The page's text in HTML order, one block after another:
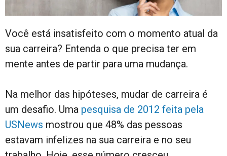
Você está insatisfeito com o momento atual da
sua carreira? Entenda o que precisa ter em
mente antes de partir para uma mudança.
Na melhor das hipóteses, mudar de carreira é
um desafio. Uma pesquisa de 2012 feita pela
USNews mostrou que 48% das pessoas
estavam infelizes na sua carreira e no seu